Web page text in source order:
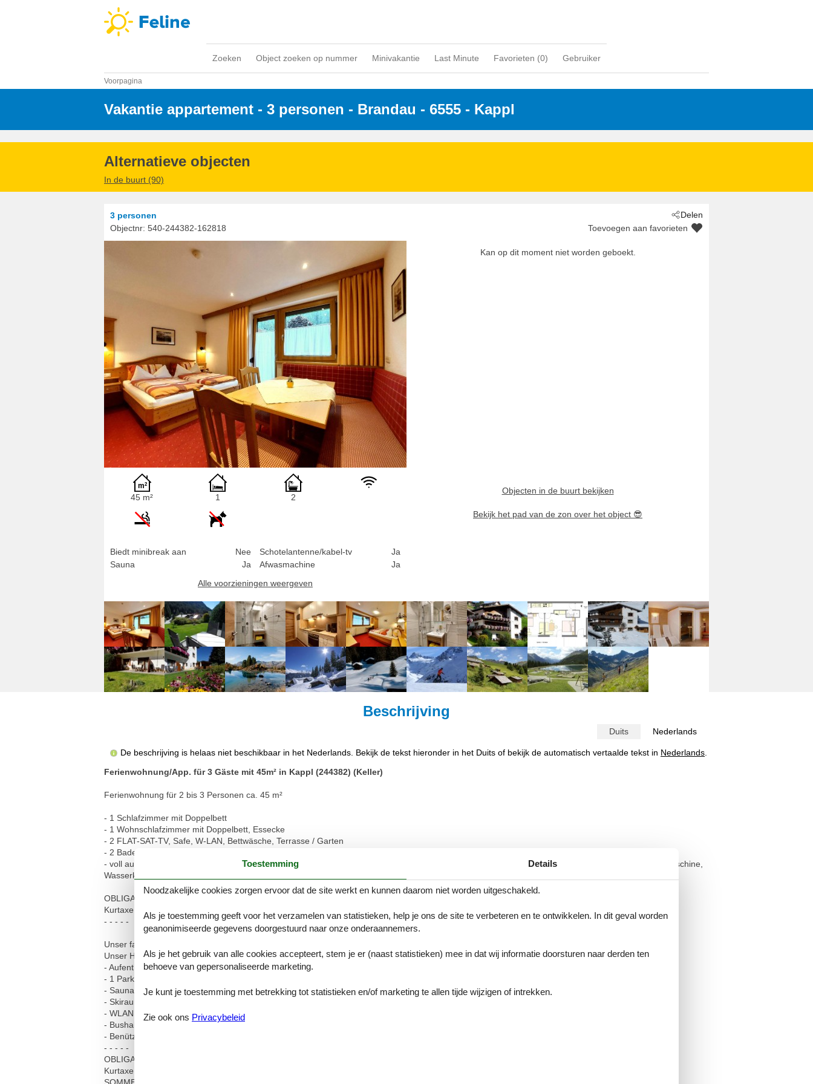
Zoeken Object zoeken op nummer Minivakantie Last Minute Favorieten (0) Gebruiker
Voorpagina
Vakantie appartement - 3 personen - Brandau - 6555 - Kappl
Alternatieve objecten
In de buurt (90)
Delen
3 personen
Objectnr: 540-244382-162818 Toevoegen aan favorieten
Kan op dit moment niet worden geboekt.
45 m² 1 2
Biedt minibreak aan
Nee
Sauna
Ja
Schotelantenne/kabel-tv
Ja
Afwasmachine
Ja
Alle voorzieningen weergeven
Objecten in de buurt bekijken
Bekijk het pad van de zon over het object 😎
Beschrijving
Duits Nederlands
De beschrijving is helaas niet beschikbaar in het Nederlands. Bekijk de tekst hieronder in het Duits of bekijk de automatisch vertaalde tekst in Nederlands
Ferienwohnung/App. für 3 Gäste mit 45m² in Kappl (244382) (Keller)
Ferienwohnung für 2 bis 3 Personen ca. 45 m²
- 1 Schlafzimmer mit Doppelbett
- 1 Wohnschlafzimmer mit Doppelbett, Essecke
- 2 FLAT-SAT-TV, Safe, W-LAN, Bettwäsche, Terrasse / Garten
- 2 Badezimmer mit Dusche / Regendusche, WC, Haarfön, Kosmetikspiegel
- voll ausgestattete Küche im Vorraum mit Geschirrspüler inkl. Tabs, Kühlschrank mit Gefrierfach, E-Herd mit Backofen, Mikrowelle, Toaster, Kaffeemaschine,
Wasserkocher, ...
OBLIGATORISCHE NEBENKOSTEN VOR ORT:
Kurtaxe, im Sommer zusätzlich Silvretta Card Premium
- - - - -
Unser familiär geführtes Haus "APARTMENT BRANDAU" liegt in Kappl, mitten in der Silvretta Region Ischgl - Paznaun / Tirol.
Unser Haus bietet:
- Aufenthaltsraum, Balkon, Terrasse, Garten
- 1 Parkplatz pro Apartment (Carport)
- Sauna und Infrarotkabine (gebührenpflichtig)
- Skiraum mit Schuhtrockner, sichere Abstellmöglichkeit für Fahrräder
- WLAN inklusive
- Bushaltestelle ca. 100 m
- Benützung von Waschmaschine und Wäschetrockner auf Anfrage, Kinderhochstuhl uvm...
- - - - -
OBLIGATORISCHE NEBENKOSTEN VOR ORT:
Kurtaxe € 5,00 pro Person und Nacht, Kinder bis 14 Jahre frei.
Toestemming Details
Noodzakelijke cookies zorgen ervoor dat de site werkt en kunnen daarom niet worden uitgeschakeld.
Als je toestemming geeft voor het verzamelen van statistieken, help je ons de site te verbeteren en te ontwikkelen. In dit geval worden
geanonimiseerde gegevens doorgestuurd naar onze onderaannemers.
Als je het gebruik van alle cookies accepteert, stem je er (naast statistieken) mee in dat wij informatie doorsturen naar derden ten
behoeve van gepersonaliseerde marketing.
Je kunt je toestemming met betrekking tot statistieken en/of marketing te allen tijde wijzigen of intrekken.
Zie ook ons Privacybeleid